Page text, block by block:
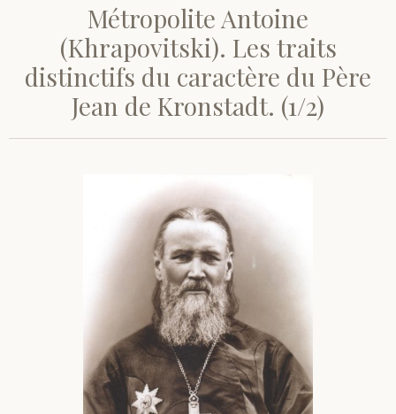
Métropolite Antoine
(Khrapovitski). Les traits
distinctifs du caractère du Père
Jean de Kronstadt. (1/2)